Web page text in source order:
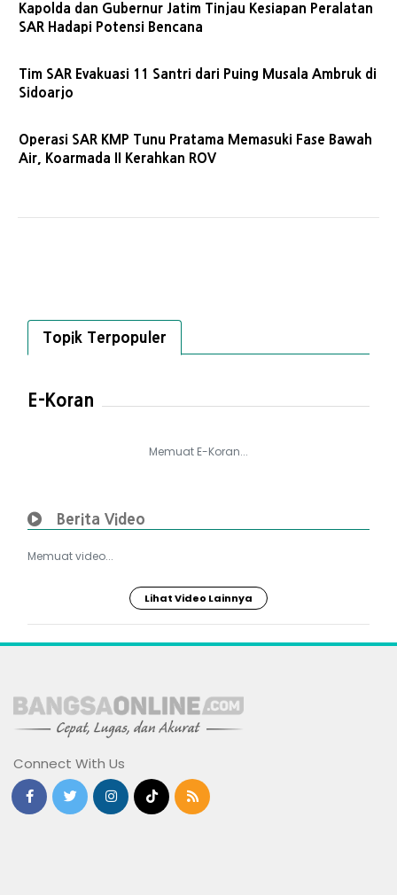
Kapolda dan Gubernur Jatim Tinjau Kesiapan Peralatan
SAR Hadapi Potensi Bencana
Tim SAR Evakuasi 11 Santri dari Puing Musala Ambruk di
Sidoarjo
Operasi SAR KMP Tunu Pratama Memasuki Fase Bawah
Air, Koarmada II Kerahkan ROV
Topik Terpopuler
E-Koran
Memuat E-Koran...
Berita Video
Memuat video...
Lihat Video Lainnya
Connect With Us